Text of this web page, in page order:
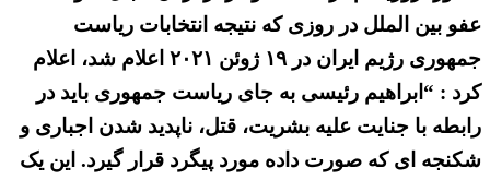
عفو بین الملل در روزی که نتیجه انتخابات ریاست
جمهوری رژیم ایران در ۱۹ ژوئن ۲۰۲۱ اعلام شد، اعلام
کرد : “ابراهیم رئیسی به جای ریاست جمهوری باید در
رابطه با جنایت علیه بشریت، قتل، ناپدید شدن اجباری و
شکنجه ای که صورت داده مورد پیگرد قرار گیرد. این یک